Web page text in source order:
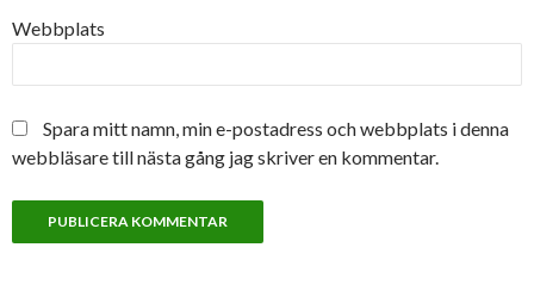
Webbplats
Spara mitt namn, min e-postadress och webbplats i denna
webbläsare till nästa gång jag skriver en kommentar.